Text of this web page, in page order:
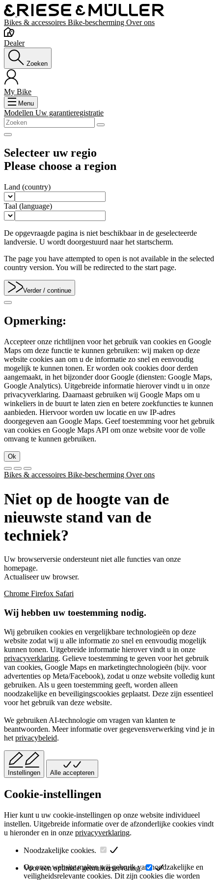
Bikes & accessoires Bike-bescherming Over ons
Dealer
Zoeken
My Bike
Menu
Modellen Uw garantieregistratie
Selecteer uw regio
Please choose a region
Land (country)
Taal (language)
De opgevraagde pagina is niet beschikbaar in de geselecteerde
landversie. U wordt doorgestuurd naar het startscherm.
The page you have attempted to open is not available in the selected
country version. You will be redirected to the start page.
Verder / continue
Opmerking:
Accepteer onze richtlijnen voor het gebruik van cookies en Google
Maps om deze functie te kunnen gebruiken: wij maken op deze
website cookies aan om u de informatie zo snel en eenvoudig
mogelijk te kunnen tonen. Er worden ook cookies door derden
aangemaakt, in het bijzonder door Google (diensten: Google Maps,
Google Analytics). Uitgebreide informatie hierover vindt u in onze
privacyverklaring. Daarnaast gebruiken wij Google Maps om u
winkeliers in de buurt te laten zien en betere zoekfuncties te kunnen
aanbieden. Hiervoor worden uw locatie en uw IP-adres
doorgegeven aan Google Maps. Geef toestemming voor het gebruik
van cookies en Google Maps API om onze website voor de volle
omvang te kunnen gebruiken.
Ok
Bikes & accessoires Bike-bescherming Over ons
Niet op de hoogte van de
nieuwste stand van de
techniek?
Uw browserversie ondersteunt niet alle functies van onze
homepage.
Actualiseer uw browser.
Chrome Firefox Safari
Wij hebben uw toestemming nodig.
Wij gebruiken cookies en vergelijkbare technologieën op deze
website zodat wij u alle informatie zo snel en eenvoudig mogelijk
kunnen tonen. Uitgebreide informatie hierover vindt u in onze
privacyverklaring. Gelieve toestemming te geven voor het gebruik
van cookies, Google Maps en marketingtechnologieën (bijv. voor
advertenties op Meta/Facebook), zodat u onze website volledig kunt
gebruiken. Als u geen toestemming geeft, worden alleen
noodzakelijke en beveiligingscookies geplaatst. Deze zijn essentieel
voor het gebruik van deze website.
We gebruiken AI-technologie om vragen van klanten te
beantwoorden. Meer informatie over gegevensverwerking vind je in
het privacybeleid.
Instellingen Alle accepteren
Cookie-instellingen
Hier kunt u uw cookie-instellingen op onze website individueel
instellen. Uitgebreide informatie over de afzonderlijke cookies vindt
u hieronder en in onze privacyverklaring.
Noodzakelijke cookies.
Op onze website maken wij gebruik van noodzakelijke en
veiligheidsrelevante cookies. Dit zijn cookies die worden
Voor een optimale gebruikerservaring.